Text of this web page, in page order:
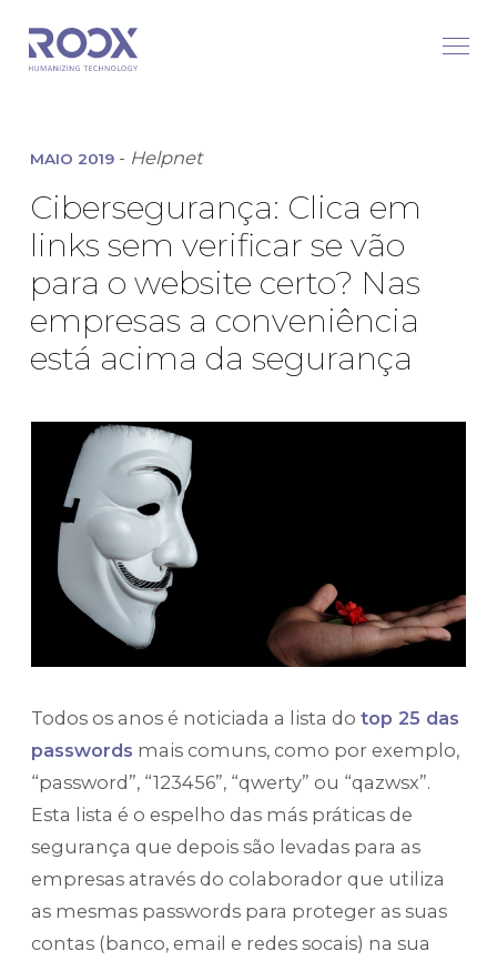
MAIO 2019 - Helpnet
Cibersegurança: Clica em
links sem verificar se vão
para o website certo? Nas
empresas a conveniência
está acima da segurança
Todos os anos é noticiada a lista do top 25 das
passwords mais comuns, como por exemplo,
“password”, “123456”, “qwerty” ou “qazwsx”.
Esta lista é o espelho das más práticas de
segurança que depois são levadas para as
empresas através do colaborador que utiliza
as mesmas passwords para proteger as suas
contas (banco, email e redes socais) na sua